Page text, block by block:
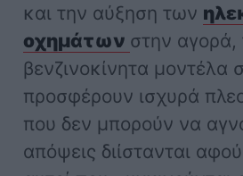
και την αύξηση των
οχημάτων στην αγορά,
βενζινοκίνητα μοντέλα
προσφέρουν ισχυρά
που δεν μπορούν να
απόψεις διίστανται